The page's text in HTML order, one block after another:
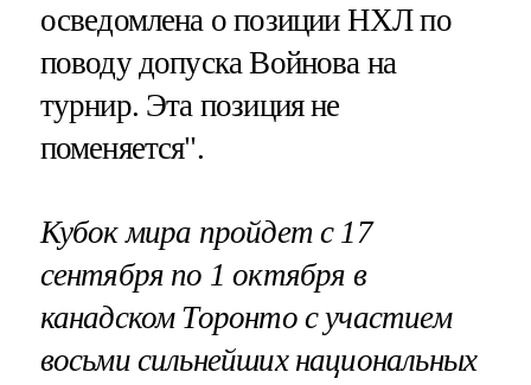
осведомлена о позиции НХЛ по
поводу допуска Войнова на
турнир. Эта позиция не
поменяется".
Кубок мира пройдет с 17
сентября по 1 октября в
канадском Торонто с участием
восьми сильнейших национальных